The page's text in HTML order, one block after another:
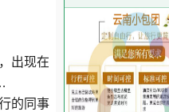
出现在
的同事